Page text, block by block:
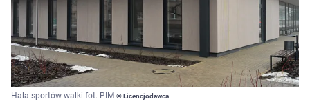
Hala sportów walki fot. PIM © Licencjodawca